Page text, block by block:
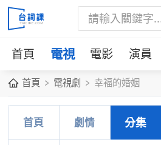
首頁 電視 電影 演員
首頁 電視劇 幸福的婚姻
首頁 劇情 分集